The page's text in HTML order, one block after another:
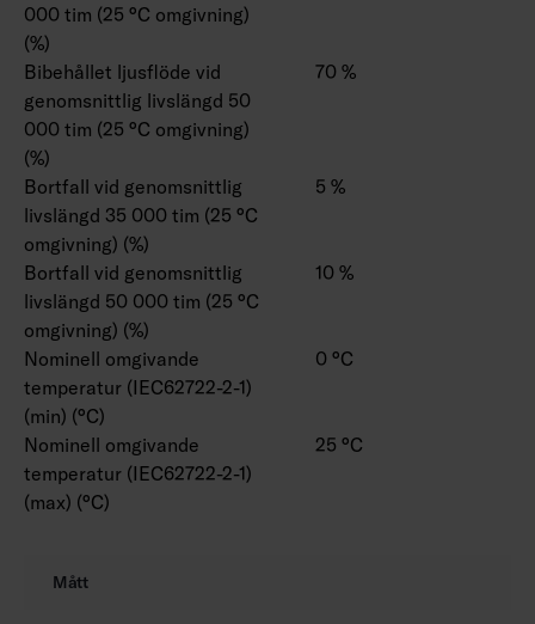
000 tim (25 °C omgivning)
(%)
Bibehållet ljusflöde vid
genomsnittlig livslängd 50
000 tim (25 °C omgivning)
(%)
70 %
Bortfall vid genomsnittlig
livslängd 35 000 tim (25 °C
omgivning) (%)
5 %
Bortfall vid genomsnittlig
livslängd 50 000 tim (25 °C
omgivning) (%)
10 %
Nominell omgivande
temperatur (IEC62722-2-1)
(min) (°C)
0 °C
Nominell omgivande
temperatur (IEC62722-2-1)
(max) (°C)
25 °C
Mått